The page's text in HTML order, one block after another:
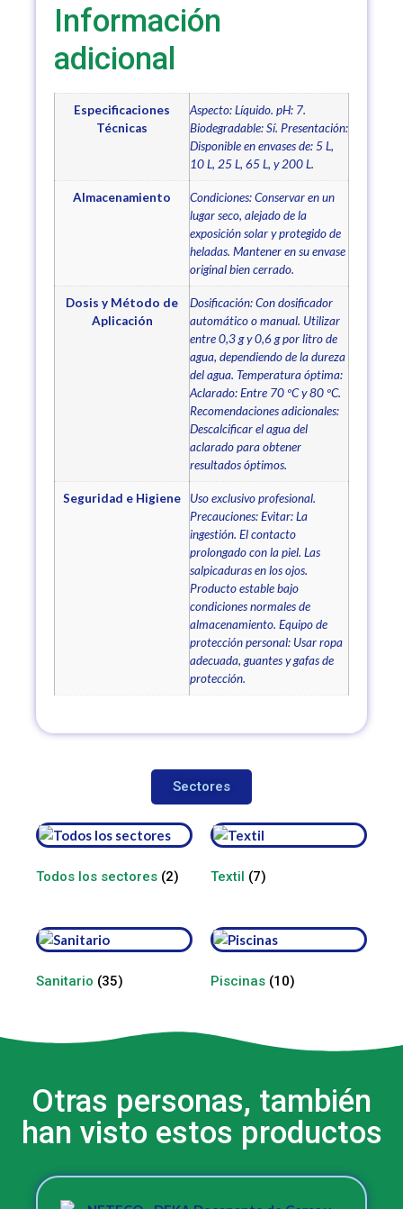
Información
adicional
Especificaciones
Técnicas
Aspecto: Líquido. pH: 7.
Biodegradable: Sí. Presentación:
Disponible en envases de: 5 L,
10 L, 25 L, 65 L, y 200 L.
Almacenamiento
Condiciones: Conservar en un
lugar seco, alejado de la
exposición solar y protegido de
heladas. Mantener en su envase
original bien cerrado.
Dosis y Método de
Aplicación
Dosificación: Con dosificador
automático o manual. Utilizar
entre 0,3 g y 0,6 g por litro de
agua, dependiendo de la dureza
del agua. Temperatura óptima:
Aclarado: Entre 70 ºC y 80 ºC.
Recomendaciones adicionales:
Descalcificar el agua del
aclarado para obtener
resultados óptimos.
Seguridad e Higiene
Uso exclusivo profesional.
Precauciones: Evitar: La
ingestión. El contacto
prolongado con la piel. Las
salpicaduras en los ojos.
Producto estable bajo
condiciones normales de
almacenamiento. Equipo de
protección personal: Usar ropa
adecuada, guantes y gafas de
protección.
Sectores
Todos los sectores (2) Textil (7)
Sanitario (35) Piscinas (10)
Otras personas, también
han visto estos productos